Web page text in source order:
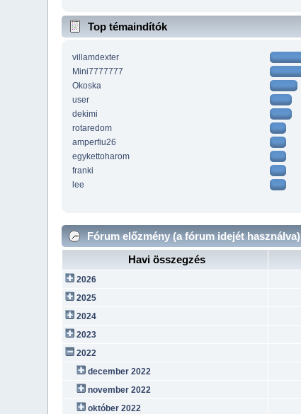
Top témaindítók
villamdexter
Mini7777777
Okoska
user
dekimi
rotaredom
amperfiu26
egykettoharom
franki
lee
Fórum előzmény (a fórum idejét használva)
Havi összegzés
2026
2025
2024
2023
2022
december 2022
november 2022
október 2022